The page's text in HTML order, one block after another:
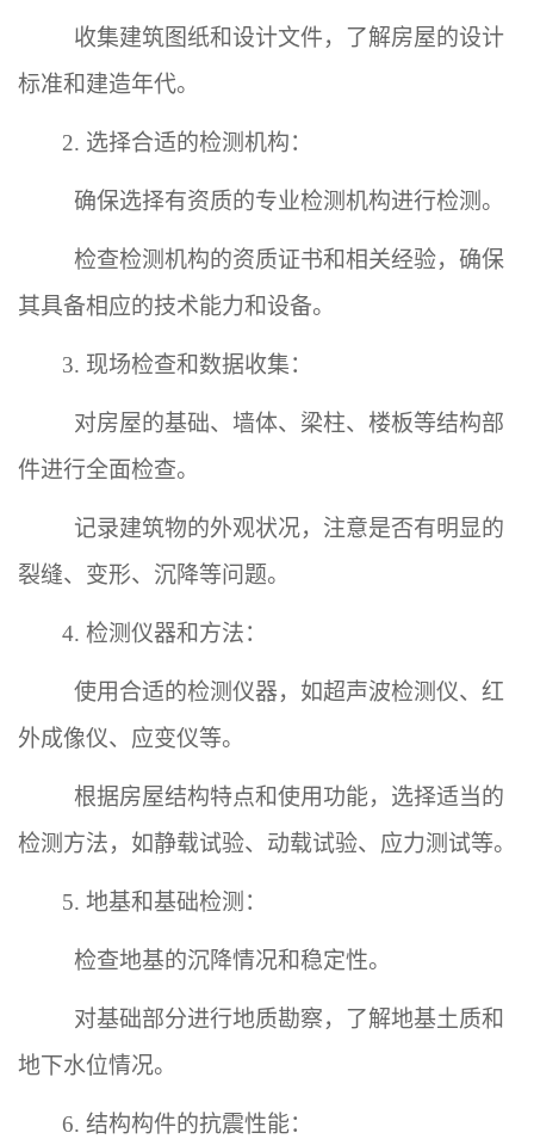
收集建筑图纸和设计文件，了解房屋的设计
标准和建造年代。
2. 选择合适的检测机构：
确保选择有资质的专业检测机构进行检测。
检查检测机构的资质证书和相关经验，确保
其具备相应的技术能力和设备。
3. 现场检查和数据收集：
对房屋的基础、墙体、梁柱、楼板等结构部
件进行全面检查。
记录建筑物的外观状况，注意是否有明显的
裂缝、变形、沉降等问题。
4. 检测仪器和方法：
使用合适的检测仪器，如超声波检测仪、红
外成像仪、应变仪等。
根据房屋结构特点和使用功能，选择适当的
检测方法，如静载试验、动载试验、应力测试等。
5. 地基和基础检测：
检查地基的沉降情况和稳定性。
对基础部分进行地质勘察，了解地基土质和
地下水位情况。
6. 结构构件的抗震性能：